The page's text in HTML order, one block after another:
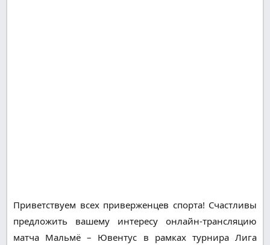
Приветствуем всех приверженцев спорта! Счастливы
предложить вашему интересу онлайн-трансляцию
матча Мальмё – Ювентус в рамках турнира Лига